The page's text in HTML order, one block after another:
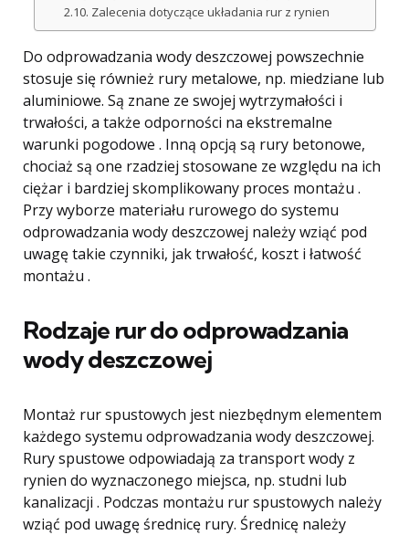
Zalecenia dotyczące układania rur z rynien
Do odprowadzania wody deszczowej powszechnie
stosuje się również rury metalowe, np. miedziane lub
aluminiowe. Są znane ze swojej wytrzymałości i
trwałości, a także odporności na ekstremalne
warunki pogodowe . Inną opcją są rury betonowe,
chociaż są one rzadziej stosowane ze względu na ich
ciężar i bardziej skomplikowany proces montażu .
Przy wyborze materiału rurowego do systemu
odprowadzania wody deszczowej należy wziąć pod
uwagę takie czynniki, jak trwałość, koszt i łatwość
montażu .
Rodzaje rur do odprowadzania
wody deszczowej
Montaż rur spustowych jest niezbędnym elementem
każdego systemu odprowadzania wody deszczowej.
Rury spustowe odpowiadają za transport wody z
rynien do wyznaczonego miejsca, np. studni lub
kanalizacji . Podczas montażu rur spustowych należy
wziąć pod uwagę średnicę rury. Średnicę należy